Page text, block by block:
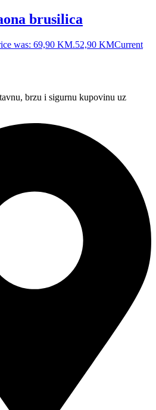
brusilica
was: 69,90 KM.52,90 KMCurrent
brzu i sigurnu kupovinu uz